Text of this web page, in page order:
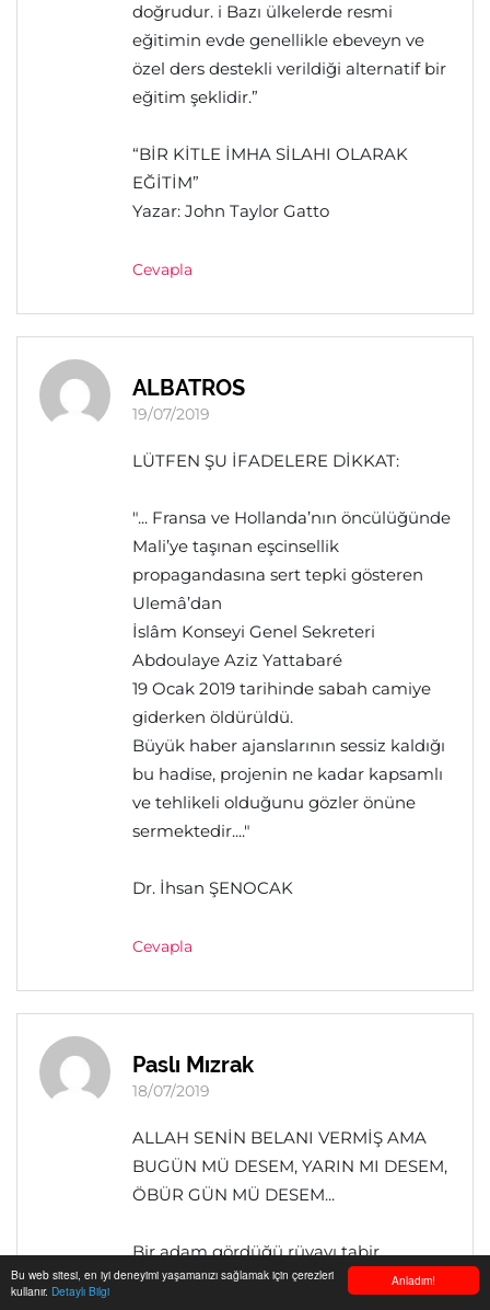
Anladım!
Bu web sitesi, en iyi deneyimi yaşamanızı sağlamak için çerezleri
kullanır. Detaylı Bilgi
doğrudur. i Bazı ülkelerde resmi
eğitimin evde genellikle ebeveyn ve
özel ders destekli verildiği alternatif bir
eğitim şeklidir.”
“BİR KİTLE İMHA SİLAHI OLARAK
EĞİTİM”
Yazar: John Taylor Gatto
Cevapla
ALBATROS
19/07/2019
LÜTFEN ŞU İFADELERE DİKKAT:
"... Fransa ve Hollanda’nın öncülüğünde
Mali’ye taşınan eşcinsellik
propagandasına sert tepki gösteren
Ulemâ’dan
İslâm Konseyi Genel Sekreteri
Abdoulaye Aziz Yattabaré
19 Ocak 2019 tarihinde sabah camiye
giderken öldürüldü.
Büyük haber ajanslarının sessiz kaldığı
bu hadise, projenin ne kadar kapsamlı
ve tehlikeli olduğunu gözler önüne
sermektedir...."
Dr. İhsan ŞENOCAK
Cevapla
Paslı Mızrak
18/07/2019
ALLAH SENİN BELANI VERMİŞ AMA
BUGÜN MÜ DESEM, YARIN MI DESEM,
ÖBÜR GÜN MÜ DESEM...
Bir adam gördüğü rüyayı tabir
ettirmek için rüya yorumlamada